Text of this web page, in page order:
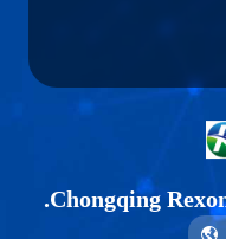
Chongqing